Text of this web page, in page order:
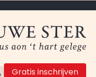
Gratis inschrijven